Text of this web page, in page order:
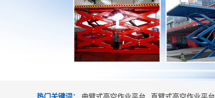
热门关键词： 曲臂式高空作业平台 直臂式高空作业平台